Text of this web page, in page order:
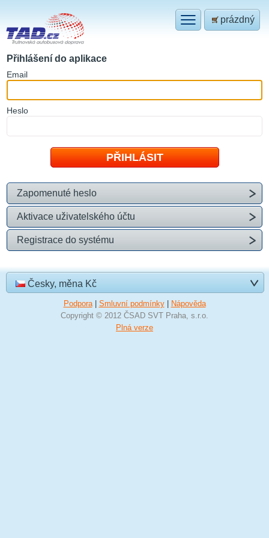
prázdný
Přihlášení do aplikace
Email
Heslo
Zapomenuté heslo
Aktivace uživatelského účtu
Registrace do systému
Česky, měna Kč
Podpora| Smluvní podmínky|
Nápověda
Copyright © 2012 ČSAD SVT Praha, s.r.o.
Plná verze